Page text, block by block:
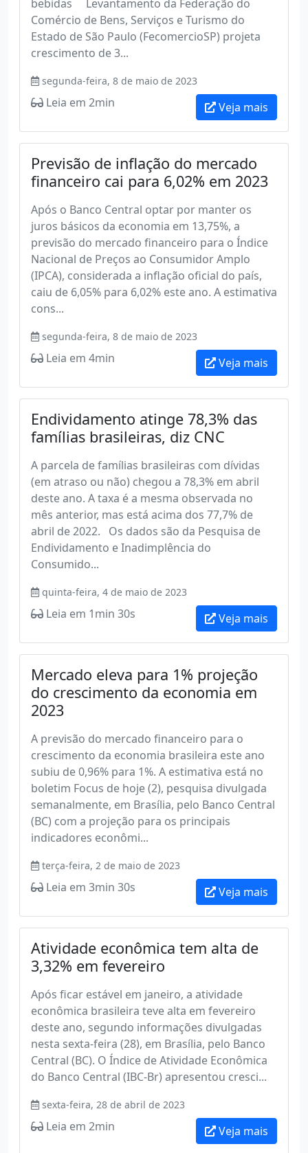
bebidas Levantamento da Federação do
Comércio de Bens, Serviços e Turismo do
Estado de São Paulo (FecomercioSP) projeta
crescimento de 3...
segunda-feira, 8 de maio de 2023
Leia em 2min Veja mais
Previsão de inflação do mercado
financeiro cai para 6,02% em 2023
Após o Banco Central optar por manter os
juros básicos da economia em 13,75%, a
previsão do mercado financeiro para o Índice
Nacional de Preços ao Consumidor Amplo
(IPCA), considerada a inflação oficial do país,
caiu de 6,05% para 6,02% este ano. A estimativa
cons...
segunda-feira, 8 de maio de 2023
Leia em 4min Veja mais
Endividamento atinge 78,3% das
famílias brasileiras, diz CNC
A parcela de famílias brasileiras com dívidas
(em atraso ou não) chegou a 78,3% em abril
deste ano. A taxa é a mesma observada no
mês anterior, mas está acima dos 77,7% de
abril de 2022. Os dados são da Pesquisa de
Endividamento e Inadimplência do
Consumido...
quinta-feira, 4 de maio de 2023
Leia em 1min 30s Veja mais
Mercado eleva para 1% projeção
do crescimento da economia em
2023
A previsão do mercado financeiro para o
crescimento da economia brasileira este ano
subiu de 0,96% para 1%. A estimativa está no
boletim Focus de hoje (2), pesquisa divulgada
semanalmente, em Brasília, pelo Banco Central
(BC) com a projeção para os principais
indicadores econômi...
terça-feira, 2 de maio de 2023
Leia em 3min 30s Veja mais
Atividade econômica tem alta de
3,32% em fevereiro
Após ficar estável em janeiro, a atividade
econômica brasileira teve alta em fevereiro
deste ano, segundo informações divulgadas
nesta sexta-feira (28), em Brasília, pelo Banco
Central (BC). O Índice de Atividade Econômica
do Banco Central (IBC-Br) apresentou cresci...
sexta-feira, 28 de abril de 2023
Leia em 2min Veja mais